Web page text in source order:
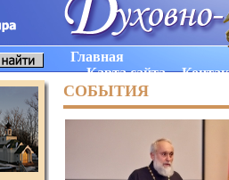
Главная
Карта сайта
СОБЫТИЯ